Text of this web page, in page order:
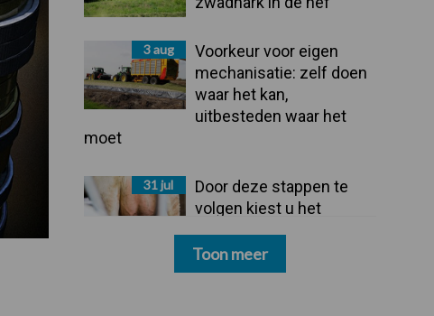
3 aug
Voorkeur voor eigen
mechanisatie: zelf doen
waar het kan,
uitbesteden waar het
moet
31 jul
Door deze stappen te
volgen kiest u het
dipmiddel dat bij uw
bedrijf past
Toon meer